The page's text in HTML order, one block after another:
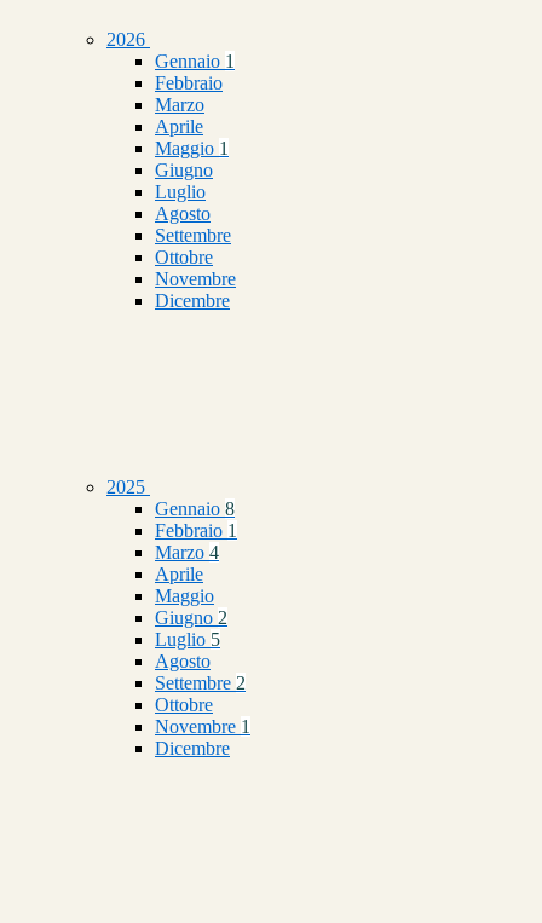
2026
Gennaio 1
Febbraio
Marzo
Aprile
Maggio 1
Giugno
Luglio
Agosto
Settembre
Ottobre
Novembre
Dicembre
2025
Gennaio 8
Febbraio 1
Marzo 4
Aprile
Maggio
Giugno 2
Luglio 5
Agosto
Settembre 2
Ottobre
Novembre 1
Dicembre